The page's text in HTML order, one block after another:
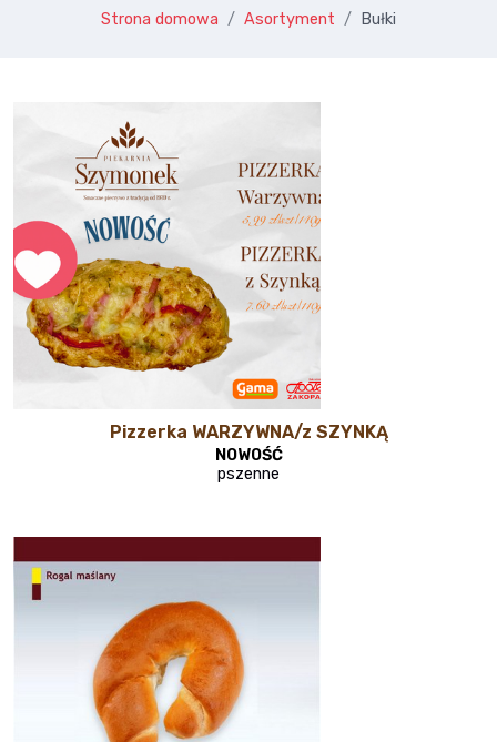
Strona domowa Asortyment Bułki
Pizzerka WARZYWNA/z SZYNKĄ
NOWOŚĆ
pszenne